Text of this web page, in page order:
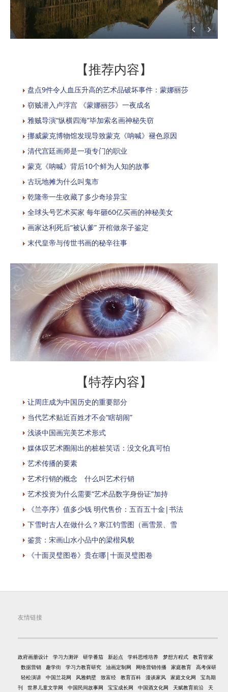
【推荐内容】
盘点9件令人血压升高的艺术品破坏事件：蒙娜丽莎
窃贼潜入卢浮宫 《蒙娜丽莎》一夜成名
雅贼导演“纵横四海”毕加索名画神秘失窃
挪威蒙克博物馆发现导致蒙克《呐喊》褪色原因
清代宫廷画师是一项专门的职业
蒙克《呐喊》背后10个鲜为人知的故事
古玩地摊为什么叫鬼市
乾隆帝一生收藏了多少奇珍异宝
全球头号艺术买家 每年砸60亿买画的神秘美女
画家达利死后“被认爹” 开棺做亲子鉴定
末代皇帝与传世书画的秘辛往事
【特荐内容】
让周庄成为中国历史的重要部分
当代艺术贴近百姓才不会“瞎胡闹”
浅谈中国画完美艺术形式
媒体叹艺术圈闹出的桩桩笑话：没文化真可怕
艺术传播的要素
艺术行销的概念 什么叫艺术行销
艺术投资为什么需要“艺术品数字身份证”加持
《兰亭序》值多少钱 明代售价：五百五十金|书法
下雪时古人在做什么？寒江钓雪图（画雪景、雪
鉴赏：宋画山水小品中的梁楷风貌
《十面灵璧图卷》贵在哪|十面灵璧图卷
友情链接
政府画册设计 学习力测评 研学番茄 新起点 学科思维培养 梦想方程式
教育管家
数据营销
趣学街 学习力教育研究 油画定制网 网络营销传播 家庭教育
高考保研
轻松演讲
中国兰花网 风雅鹤壁 致富经 教育百科 漫谈家风 家庭文化网
宝岛期
刊
世界儿童文学网 中国民间故事网 宝宝成长网 中国酒文化网 天赋教育前沿 天